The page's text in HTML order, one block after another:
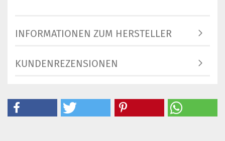
INFORMATIONEN ZUM HERSTELLER
KUNDENREZENSIONEN